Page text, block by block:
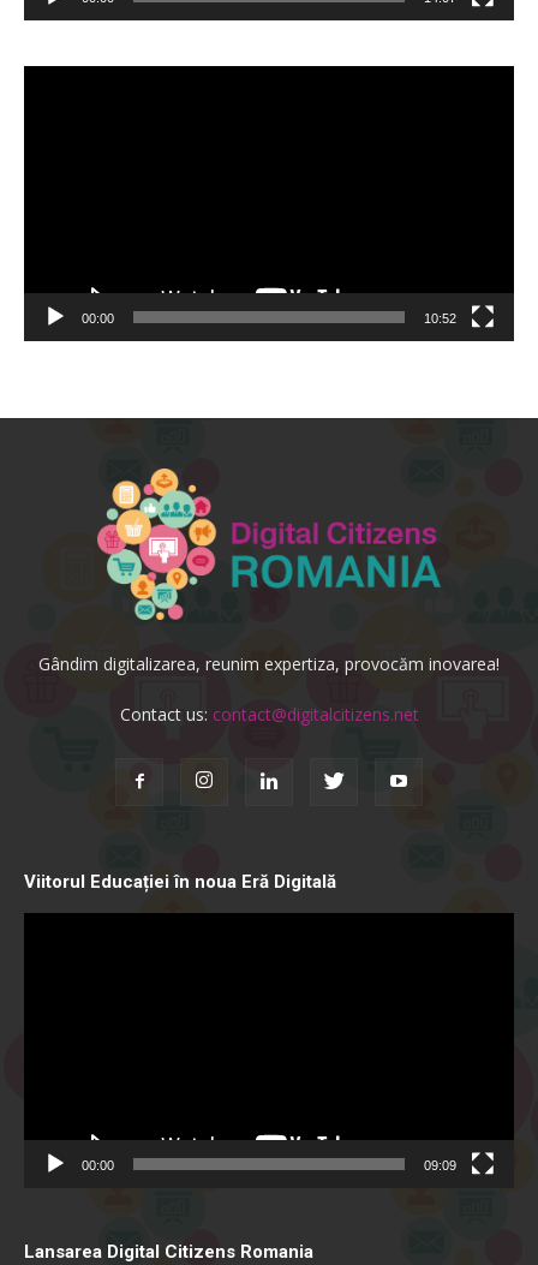
00:00 10:52
Gândim digitalizarea, reunim expertiza, provocăm inovarea!
Contact us: contact@digitalcitizens.net
Viitorul Educației în noua Eră Digitală
00:00 09:09
Lansarea Digital Citizens Romania